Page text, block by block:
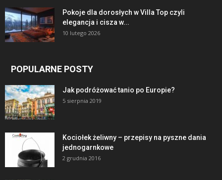
Pokoje dla dorosłych w Villa Top czyli
elegancja i cisza w...
10 lutego 2026
POPULARNE POSTY
Jak podróżować tanio po Europie?
5 sierpnia 2019
Kociołek żeliwny – przepisy na pyszne dania
jednogarnkowe
2 grudnia 2016